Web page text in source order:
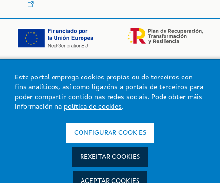
Logo da Xunta de Galicia
Este portal emprega cookies propias ou de terceiros con
fins analíticos, así como ligazóns a portais de terceiros para
poder compartir contido nas redes sociais. Pode obter máis
información na política de cookies.
CONFIGURAR COOKIES
REXEITAR COOKIES
ACEPTAR COOKIES